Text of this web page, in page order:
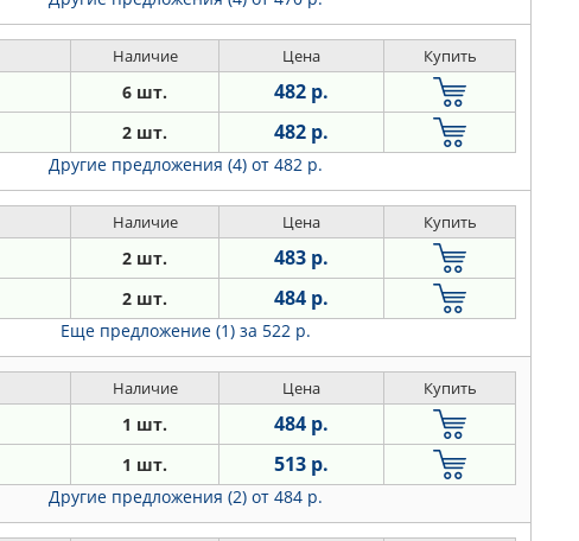
Наличие Цена Купить
6 шт. 482 р.
2 шт. 482 р.
Другие предложения (4) от 482 р.
Наличие Цена Купить
2 шт. 483 р.
2 шт. 484 р.
Еще предложение (1) за 522 р.
Наличие Цена Купить
1 шт. 484 р.
1 шт. 513 р.
Другие предложения (2) от 484 р.